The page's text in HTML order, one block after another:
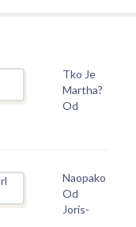
Tko Je
Martha?
Od
Naopako
Od
Joris-